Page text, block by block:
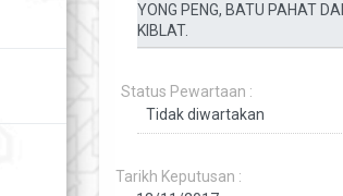
Status Pewartaan :
Tarikh Keputusan :